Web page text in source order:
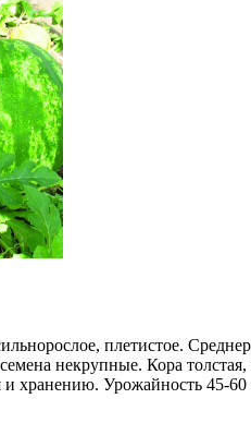
плетистое.
некрупные. Кора толстая,
и хранению. Урожайность 45-60